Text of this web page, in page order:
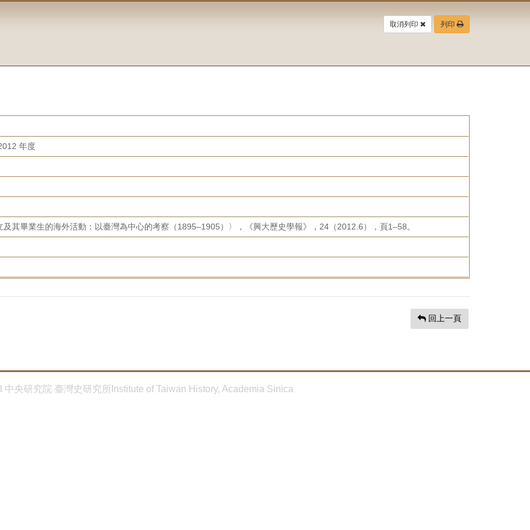
取消列印 列印
年度
及其畢業生的海外活動：以臺灣為中心的考察（1895–1905）〉，《興大歷史學報》，24（2012.6），頁1–58。
回上一頁
中央研究院 臺灣史研究所Institute of Taiwan History, Academia Sinica